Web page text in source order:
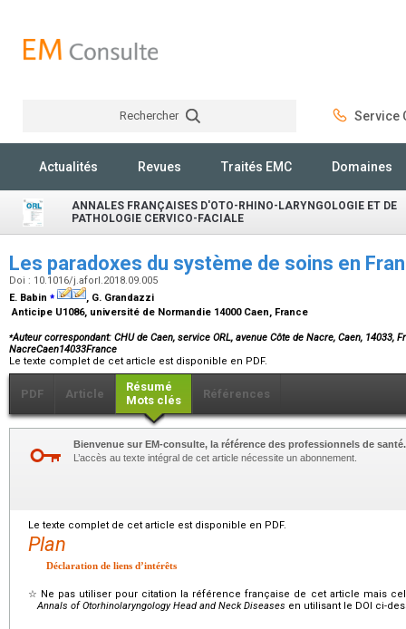
Rechercher Service
Actualités Revues Traités EMC Domaines
ANNALES FRANÇAISES D'OTO-RHINO-LARYNGOLOGIE ET DE
PATHOLOGIE CERVICO-FACIALE
Les paradoxes du système de soins en
Doi : 10.1016/j.aforl.2018.09.005
E. Babin ⁎
, G. Grandazzi
Anticipe U1086, université de Normandie 14000 Caen, France
⁎Auteur correspondant: CHU de Caen, service ORL, avenue Côte de Nacre, Caen, 14033,
NacreCaen14033France
Le texte complet de cet article est disponible en PDF.
PDF Article
Résumé
Mots clés
Références
Bienvenue sur EM-consulte, la référence des professionnels de santé.
L’accès au texte intégral de cet article nécessite un abonnement.
Le texte complet de cet article est disponible en PDF.
Plan
Déclaration de liens d’intérêts
☆ Ne pas utiliser pour citation la référence française de cet article mais
Annals of Otorhinolaryngology Head and Neck Diseases en utilisant le DOI ci-